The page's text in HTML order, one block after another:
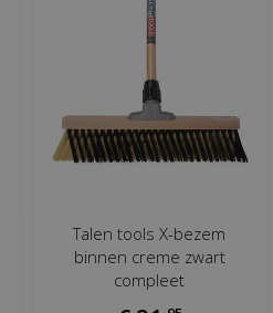
Talen tools X-bezem
binnen creme zwart
compleet